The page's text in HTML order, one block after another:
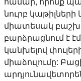
նուրբ
միատեսակ
բարձրացնում է
կանխելով
միաձուլումը: